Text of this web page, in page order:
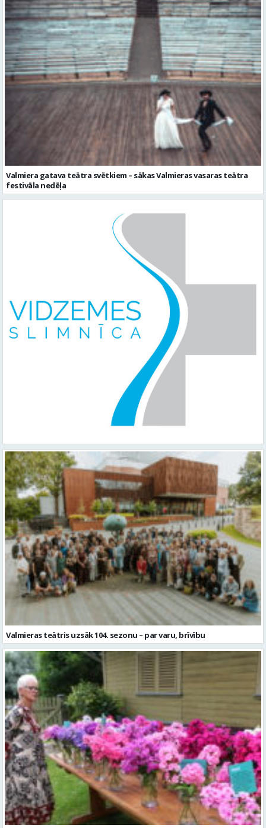
Valmiera gatava teātra svētkiem – sākas Valmieras vasaras teātra
festivāla nedēļa
Valmieras teātris uzsāk 104. sezonu – par varu, brīvību